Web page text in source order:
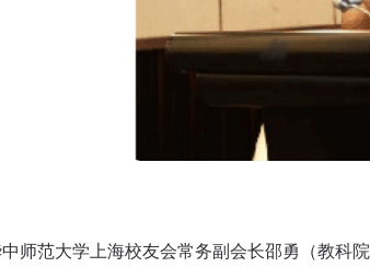
师范大学上海校友会常务副会长邵勇（教科院